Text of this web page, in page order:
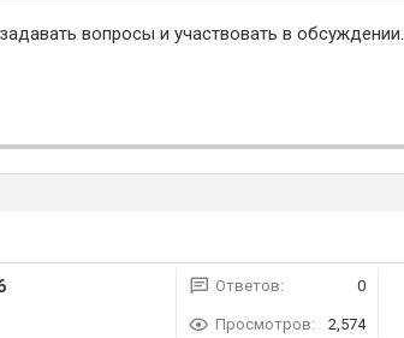
вопросы и участвовать в обсуждении.
Ответов: 0
Просмотров: 2,574